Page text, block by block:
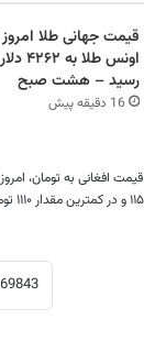
رسید – هشت صبح
16 دقیقه پیش
قیمت افغانی به تومان، امروز ۲۶ دی ۱۴۰۳، ساعت ۱۱:۳۰، ۱۱۱۰ تومان اعلام شد.